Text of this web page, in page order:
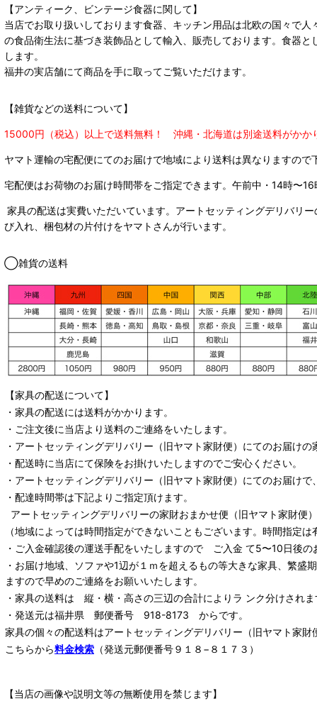
【アンティーク、ビンテージ食器に関して】
当店でお取り扱いしております食器、キッチン用品は北欧の国々で
の食品衛生法に基づき装飾品として輸入、販売しております。食器
します。
福井の実店舗にて商品を手に取ってご覧いただけます。
【雑貨などの送料について】
15000円（税込）以上で送料無料！ 沖縄・北海道は別途送料がかか
ヤマト運輸の宅配便にてのお届けで地域により送料は異なりますので
宅配便はお荷物のお届け時間帯をご指定できます。 午前中・14時〜
家具の配送は実費いただいています。アートセッティングデリバリ
び入れ、梱包材の片付けをヤマトさんが行います。
◯雑貨の送料
【家具の配送について】
・家具の配送には送料がかかります。
・ご注文後に当店より送料のご連絡をいたします。
・ アートセッティングデリバリー （旧ヤマト家財便） にてのお届けの
・配送時に当店にて保険をお掛けいたしますのでご安心ください。
・ アートセッティングデリバリー （旧ヤマト家財便） にてのお届けで
・配達時間帯は下記よりご指定頂けます。
アートセッティングデリバリーの家財おまかせ便 （旧ヤマト家財便
（地域によっては時間指定ができないこともございます。時間指定
・ご入金確認後の運送手配をいたしますので ご入金 て5〜10日後の
・お届け地域、ソファや1辺が１ｍを超えるもの等大きな家具、繁
ますので早めのご連絡をお願いいたします。
・家具の送料は 縦・横・高さの三辺の合計によりラ ンク分けされま
・発送元は福井県 郵便番号 918-8173 からです。
家具の個々の配送料はアートセッティングデリバリー （旧ヤマト家財
こちらから料金検索 （発送元郵便番号９１８−８１７３）
【当店の画像や説明文等の無断使用を禁じます】